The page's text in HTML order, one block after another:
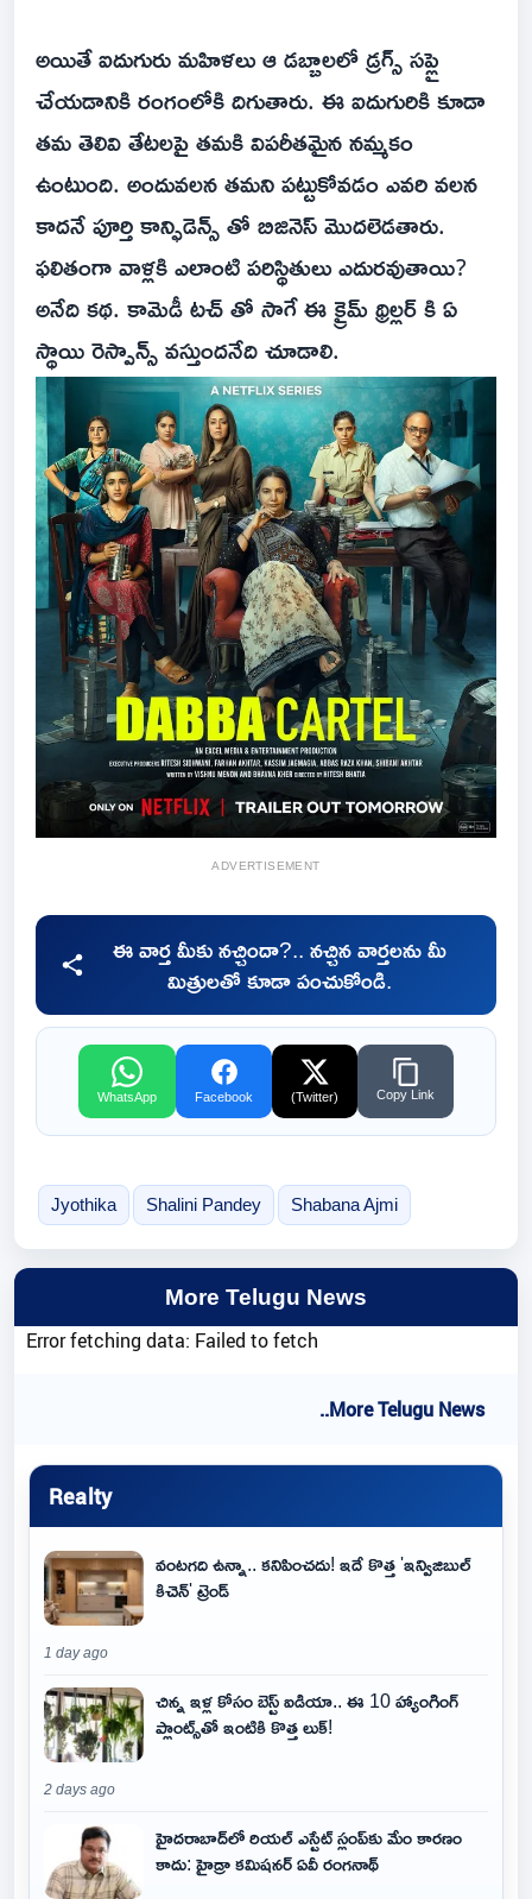
అయితే ఐదుగురు మహిళలు ఆ డబ్బాలలో డ్రగ్స్ సప్లై
చేయడానికి రంగంలోకి దిగుతారు. ఈ ఐదుగురికి కూడా
తమ తెలివి తేటలపై తమకి విపరీతమైన నమ్మకం
ఉంటుంది. అందువలన తమని పట్టుకోవడం ఎవరి వలన
కాదనే పూర్తి కాన్ఫిడెన్స్ తో బిజినెస్ మొదలెడతారు.
ఫలితంగా వాళ్లకి ఎలాంటి పరిస్థితులు ఎదురవుతాయి?
అనేది కథ. కామెడీ టచ్ తో సాగే ఈ క్రైమ్ థ్రిల్లర్ కి ఏ
స్థాయి రెస్పాన్స్ వస్తుందనేది చూడాలి.
ADVERTISEMENT
ఈ వార్త మీకు నచ్చిందా?.. నచ్చిన వార్తలను మీ
మిత్రులతో కూడా పంచుకోండి.
WhatsApp Facebook (Twitter) Copy Link
Jyothika Shalini Pandey Shabana Ajmi
More Telugu News
Error fetching data: Failed to fetch
..More Telugu News
Realty
వంటగది ఉన్నా.. కనిపించదు! ఇదే కొత్త 'ఇన్విజిబుల్
కిచెన్' ట్రెండ్
1 day ago
చిన్న ఇళ్ల కోసం బెస్ట్ ఐడియా.. ఈ 10 హ్యాంగింగ్
ప్లాంట్స్‌తో ఇంటికి కొత్త లుక్!
2 days ago
హైదరాబాద్‌లో రియల్ ఎస్టేట్ స్లంప్‌కు మేం కారణం
కాదు: హైడ్రా కమిషనర్ ఏవీ రంగనాథ్